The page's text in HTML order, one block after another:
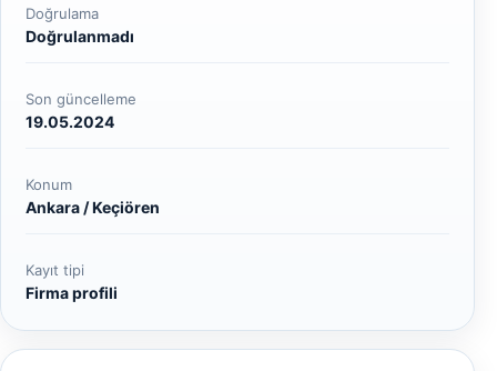
Doğrulama
Doğrulanmadı
Son güncelleme
19.05.2024
Konum
Ankara / Keçiören
Kayıt tipi
Firma profili